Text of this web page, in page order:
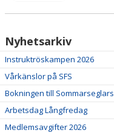
Nyhetsarkiv
Instruktröskampen 2026
Vårkänslor på SFS
Bokningen till
Arbetsdag Långfredag
Medlemsavgifter 2026